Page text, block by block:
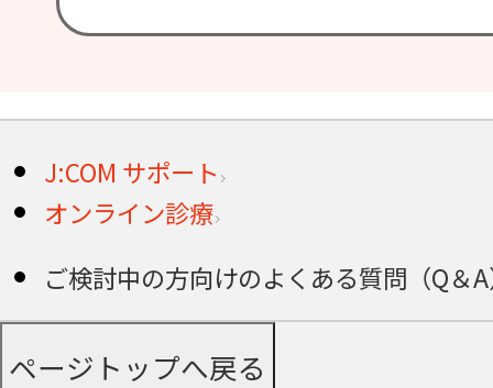
J:COM サポート
オンライン診療
ご検討中の方向けのよくある質問（Q＆
ページトップへ戻る